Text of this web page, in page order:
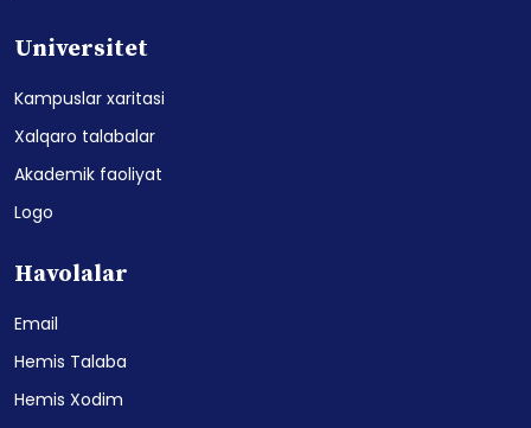
Universitet
Kampuslar xaritasi
Xalqaro talabalar
Akademik faoliyat
Logo
Havolalar
Email
Hemis Talaba
Hemis Xodim